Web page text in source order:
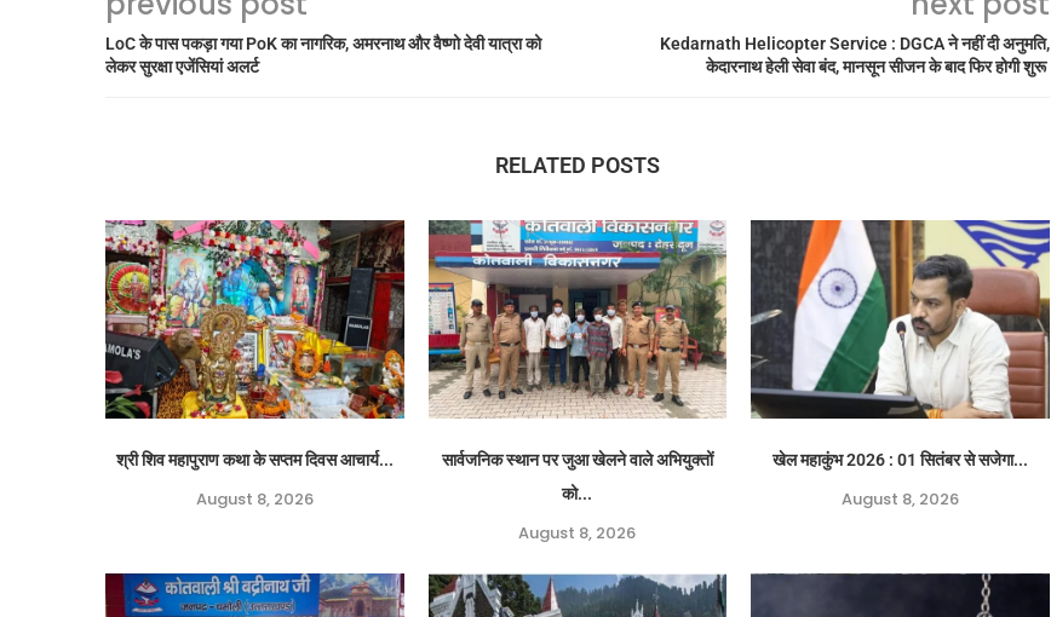
LoC के पास पकड़ा गया PoK का नागरिक, अमरनाथ और वैष्णो देवी यात्रा को
लेकर सुरक्षा एजेंसियां अलर्ट
Kedarnath Helicopter Service : DGCA ने नहीं दी अनुमति,
केदारनाथ हेली सेवा बंद, मानसून सीजन के बाद फिर होगी शुरू
RELATED POSTS
श्री शिव महापुराण कथा के सप्तम दिवस आचार्य...
August 8, 2026
सार्वजनिक स्थान पर जुआ खेलने वाले अभियुक्तों
को...
August 8, 2026
खेल महाकुंभ 2026 : 01 सितंबर से सजेगा...
August 8, 2026